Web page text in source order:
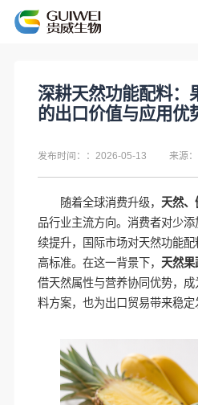
深耕天然功能配料：
的出口价值与应用优
发布时间：：2026-05-13 来源：
随着全球消费升级， 天然、
品行业主流方向。消费者对少
续提升，国际市场对天然功能
高标准。在这一背景下， 天然果
借天然属性与营养协同优势，
料方案，也为出口贸易带来稳定